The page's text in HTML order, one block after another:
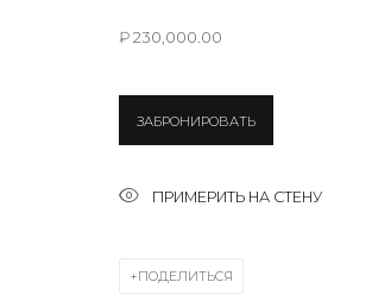
info@annanova-gallery.ru
Политика обеспечения доступа
₽ 230,000.00
ЗАБРОНИРОВАТЬ
ПРИМЕРИТЬ НА СТЕНУ
ПОДЕЛИТЬСЯ